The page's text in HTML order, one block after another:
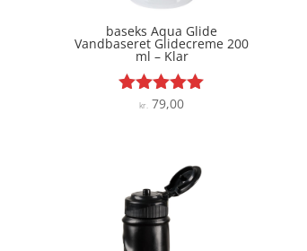
baseks Aqua Glide
Vandbaseret Glidecreme 200
ml – Klar
Vurderet
kr. 79,00